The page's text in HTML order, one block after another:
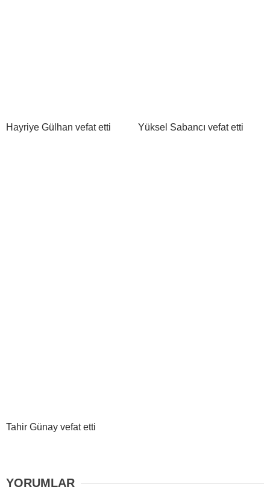
Hayriye Gülhan vefat etti Yüksel Sabancı vefat etti
Tahir Günay vefat etti
YORUMLAR